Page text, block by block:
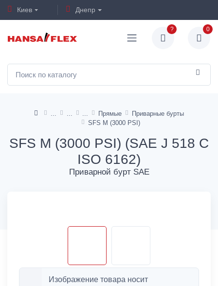
Киев Днепр
? 0
Прямые
Приварные бурты
SFS M (3000 PSI)
SFS M (3000 PSI) (SAE J 518 C
ISO 6162)
Приварной бурт SAE
Изображение товара носит